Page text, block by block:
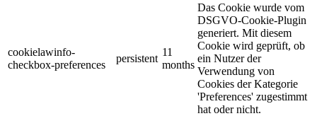
cookielawinfo-
checkbox-preferences
persistent
11
months
Das Cookie wurde vom
DSGVO-Cookie-Plugin
generiert. Mit diesem
Cookie wird geprüft, ob
ein Nutzer der
Verwendung von
Cookies der Kategorie
'Preferences' zugestimmt
hat oder nicht.